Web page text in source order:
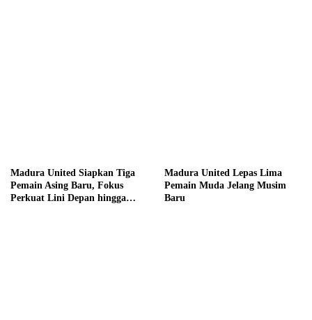
Madura United Siapkan Tiga
Pemain Asing Baru, Fokus
Perkuat Lini Depan hingga
Madura United Lepas Lima
Pemain Muda Jelang Musim
Baru